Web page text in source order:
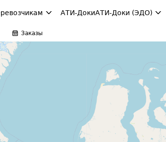
АТИ-ДокиАТИ-Доки (ЭДО)
Заказы